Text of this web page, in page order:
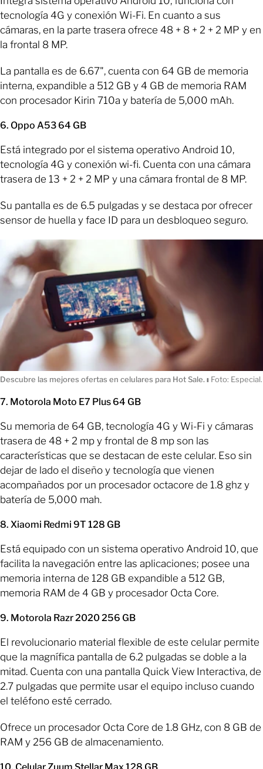
tecnología 4G y conexión Wi-Fi. En cuanto a sus
cámaras, en la parte trasera ofrece 48 + 8 + 2 + 2 MP y en
la frontal 8 MP.
La pantalla es de 6.67", cuenta con 64 GB de memoria
interna, expandible a 512 GB y 4 GB de memoria RAM
con procesador Kirin 710a y batería de 5,000 mAh.
6. Oppo A53 64 GB
Está integrado por el sistema operativo Android 10,
tecnología 4G y conexión wi-fi. Cuenta con una cámara
trasera de 13 + 2 + 2 MP y una cámara frontal de 8 MP.
Su pantalla es de 6.5 pulgadas y se destaca por ofrecer
sensor de huella y face ID para un desbloqueo seguro.
Descubre las mejores ofertas en celulares para Hot Sale. ı Foto: Especial.
7. Motorola Moto E7 Plus 64 GB
Su memoria de 64 GB, tecnología 4G y Wi-Fi y cámaras
trasera de 48 + 2 mp y frontal de 8 mp son las
características que se destacan de este celular. Eso sin
dejar de lado el diseño y tecnología que vienen
acompañados por un procesador octacore de 1.8 ghz y
batería de 5,000 mah.
8. Xiaomi Redmi 9T 128 GB
Está equipado con un sistema operativo Android 10, que
facilita la navegación entre las aplicaciones; posee una
memoria interna de 128 GB expandible a 512 GB,
memoria RAM de 4 GB y procesador Octa Core.
9. Motorola Razr 2020 256 GB
El revolucionario material flexible de este celular permite
que la magnífica pantalla de 6.2 pulgadas se doble a la
mitad. Cuenta con una pantalla Quick View Interactiva, de
2.7 pulgadas que permite usar el equipo incluso cuando
el teléfono esté cerrado.
Ofrece un procesador Octa Core de 1.8 GHz, con 8 GB de
RAM y 256 GB de almacenamiento.